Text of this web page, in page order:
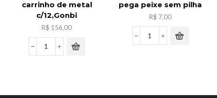
carrinho de metal
c/12,Gonbi
R$ 156,00
carrinho
pega peixe sem pilha
R$ 7,00
pega